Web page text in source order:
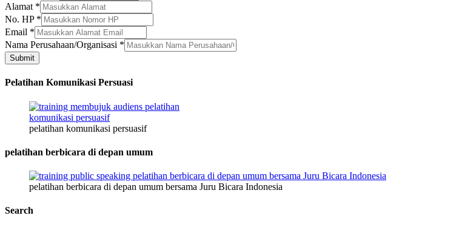
Alamat *
No. HP *
Email *
Nama
Jenis
Perusahaan/Organisasi
Nama Perusahaan/Organisasi *
Submit
Pelatihan Komunikasi Persuasi
pelatihan komunikasi persuasif
pelatihan berbicara di depan umum
pelatihan berbicara di depan umum bersama Juru Bicara Indonesia
Search